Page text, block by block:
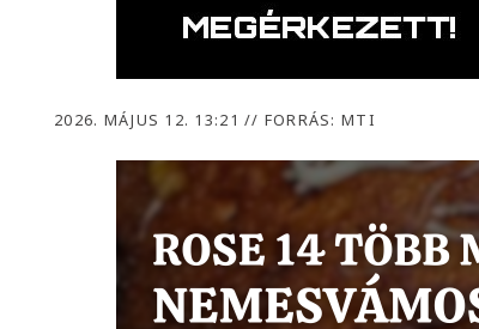
2026. MÁJUS 12. 13:21// FORRÁS: MTI